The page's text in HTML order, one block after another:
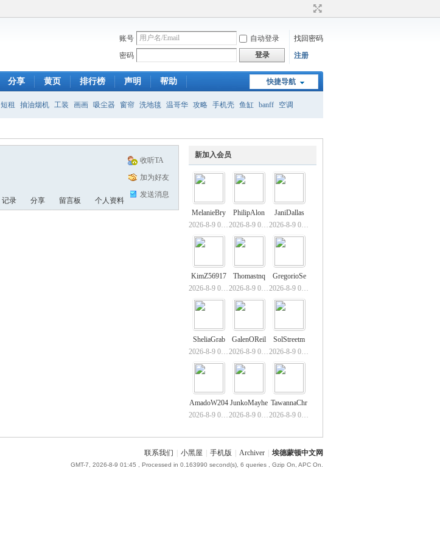
账号 自动登录
找回密码
密码
登录 注册
快捷导航
分享 黄页 排行榜 声明 帮助
短租 抽油烟机 工装 画画 吸尘器 窗帘 洗地毯 温哥华 攻略 手机壳 鱼缸 banff 空调
新加入会员
MelanieBry
2026-8-9 01:28
PhilipAlon
2026-8-9 01:26
JaniDallas
2026-8-9 01:22
KimZ56917
2026-8-9 01:19
Thomastnq
2026-8-9 01:15
GregorioSe
2026-8-9 01:03
SheliaGrab
2026-8-9 00:53
GalenOReil
2026-8-9 00:53
SolStreetm
2026-8-9 00:49
AmadoW204
2026-8-9 00:48
JunkoMayhe
2026-8-9 00:35
TawannaChr
2026-8-9 00:34
收听TA
加为好友
发送消息
记录 分享 留言板 个人资料
联系我们 小黑屋 手机版 Archiver 埃德蒙顿中文网
GMT-7, 2026-8-9 01:45 , Processed in 0.163990 second(s), 6 queries , Gzip On, APC On.